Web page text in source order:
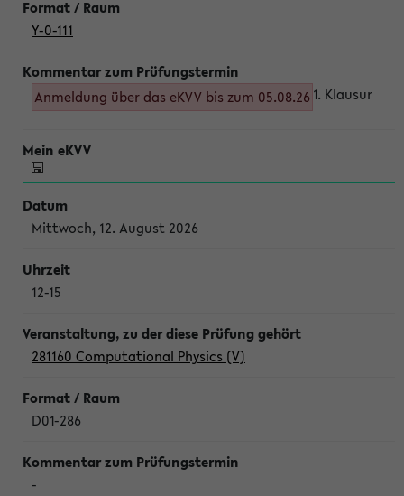
Y-0-111
Anmeldung über das eKVV bis zum 05.08.26 1. Klausur
Mittwoch, 12. August 2026
12-15
281160 Computational Physics (V)
D01-286
-